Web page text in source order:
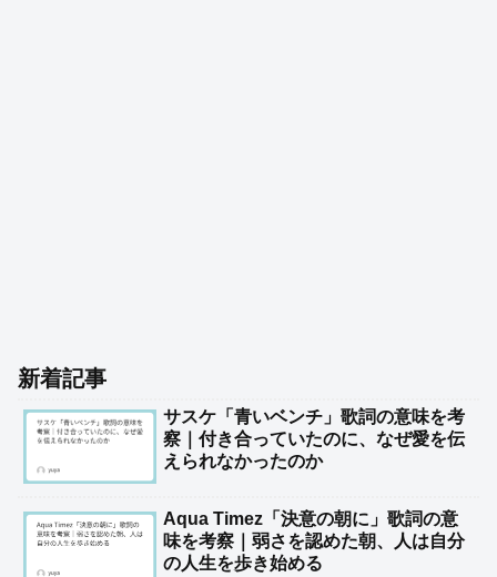
新着記事
サスケ「青いベンチ」歌詞の意味を考
察｜付き合っていたのに、なぜ愛を伝
えられなかったのか
Aqua Timez「決意の朝に」歌詞の意
味を考察｜弱さを認めた朝、人は自分
の人生を歩き始める